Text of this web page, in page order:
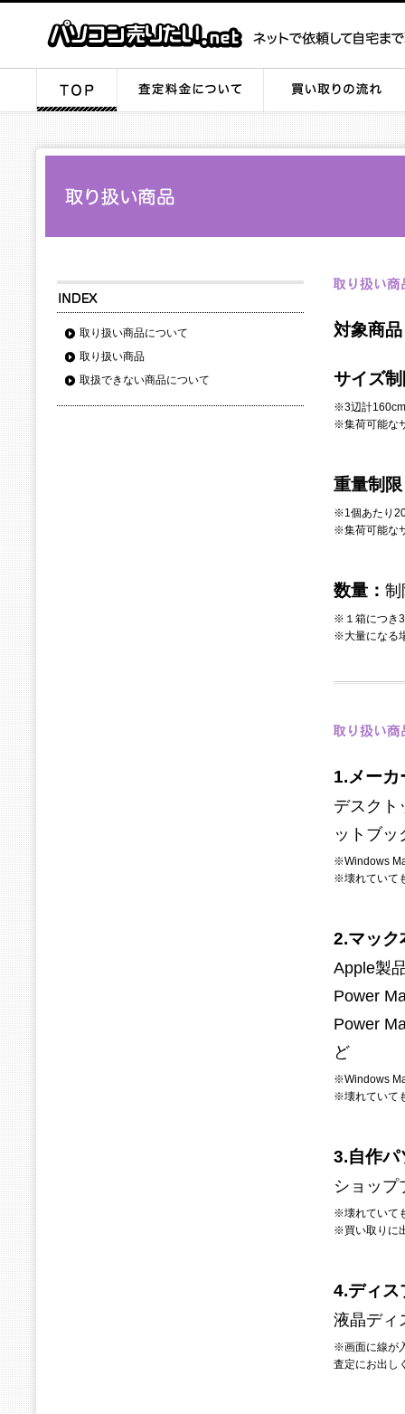
対象商
サイズ
※3辺計
※集荷可能な
重量制
※1個あたり
※集荷可能な
数量： 制
※１箱につき
※大量になる
1.メーカ
デスクト
ットブッ
※Windows
※壊れていて
2.マック
Apple製
Power
Power
ど
※Windows
※壊れていて
3.自作パ
ショップ
※壊れていて
※買い取りに
4.ディス
液晶ディ
※画面に線が
査定にお出し
取り扱い商品について
取り扱い商品
取扱できない商品について